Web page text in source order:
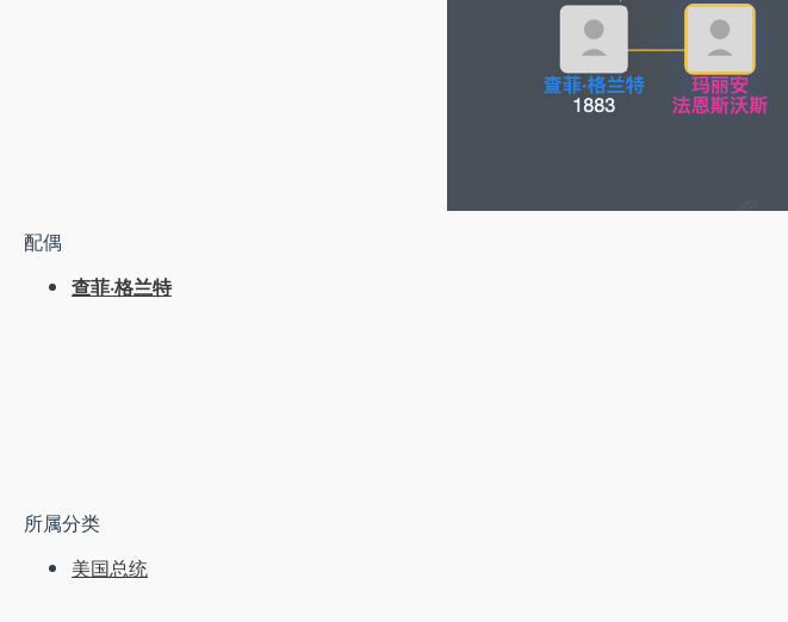
配偶
查菲·格兰特
所属分类
美国总统